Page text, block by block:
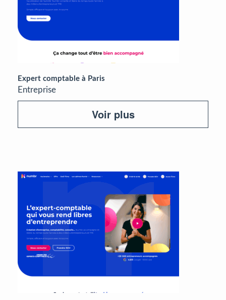
Expert comptable à Paris
Entreprise
Voir plus